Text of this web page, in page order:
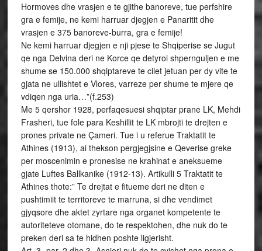
Hormoves dhe vrasjen e te gjithe banoreve, tue perfshire
gra e femije, ne kemi harruar djegjen e Panaritit dhe
vrasjen e 375 banoreve-burra, gra e femije!
Ne kemi harruar djegjen e nji pjese te Shqiperise se Jugut
qe nga Delvina deri ne Korce qe detyroi shpernguljen e me
shume se 150.000 shqiptareve te cilet jetuan per dy vite te
gjata ne ullishtet e Vlores, varreze per shume te mjere qe
vdiqen nga uria…”(f.253)
Me 5 qershor 1928, perfaqesuesi shqiptar prane LK, Mehdi
Frasheri, tue fole para Keshillit te LK mbrojti te drejten e
prones private ne Çameri. Tue i u referue Traktatit te
Athines (1913), ai thekson pergjegjsine e Qeverise greke
per moscenimin e pronesise ne krahinat e aneksueme
gjate Luftes Ballkanike (1912-13). Artikulli 5 Traktatit te
Athines thote:” Te drejtat e fitueme deri ne diten e
pushtimiit te territoreve te marruna, si dhe vendimet
gjyqsore dhe aktet zyrtare nga organet kompetente te
autoriteteve otomane, do te respektohen, dhe nuk do te
preken deri sa te hidhen poshte ligjerisht.